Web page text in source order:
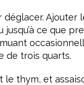
ce que
de trois quarts.
thym, et